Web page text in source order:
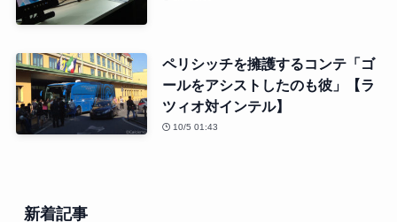
ペリシッチを擁護するコンテ「ゴ
ールをアシストしたのも彼」【ラ
ツィオ対インテル】
10/5 01:43
新着記事